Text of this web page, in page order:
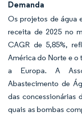
Demanda
Os projetos de água
receita de 2025 no
CAGR de 5,85%,
América do Norte e
a Europa. A
Abastecimento de
das concessionárias
quais as bombas